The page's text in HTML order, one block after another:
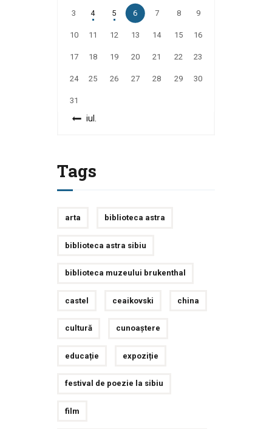
3 4 5 6 7 8 9
10 11 12 13 14 15 16
17 18 19 20 21 22 23
24 25 26 27 28 29 30
31
« iul.
Tags
arta biblioteca astra
biblioteca astra sibiu
biblioteca muzeului brukenthal
castel ceaikovski china
cultură cunoaștere
educație expoziție
festival de poezie la sibiu
film